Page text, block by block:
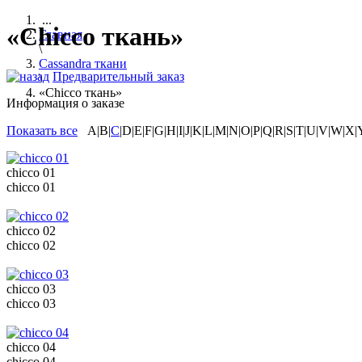
...
Главная
\
Cassandra ткани
\
«Chicco ткань»
«Chicco ткань»
Предварительный заказ
Информация о заказе
Показать все A|B|C
chicco 01
chicco 01
chicco 02
chicco 02
chicco 03
chicco 03
chicco 04